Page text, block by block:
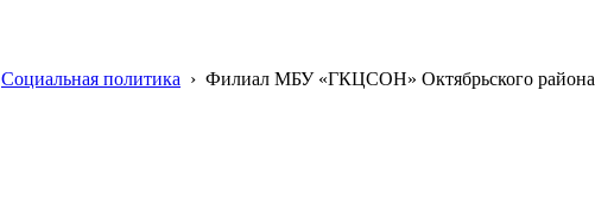
Социальная политика › Филиал МБУ «ГКЦСОН» Октябрьского района